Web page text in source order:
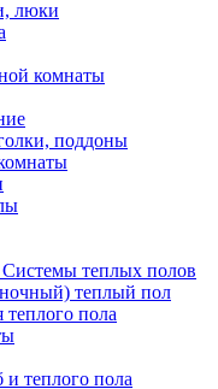
люки
комнаты
поддоны
Системы теплых полов
теплый пол
пола